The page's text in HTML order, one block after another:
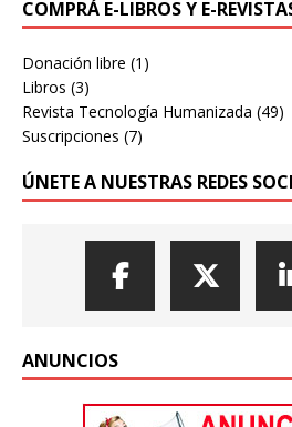
COMPRÁ E-LIBROS Y E-
Donación libre (1)
Libros (3)
Revista Tecnología Humanizada (49)
Suscripciones (7)
ÚNETE A NUESTRAS REDES
ANUNCIOS